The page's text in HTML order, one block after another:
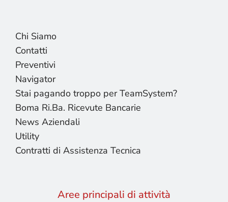
Chi Siamo
Contatti
Preventivi
Navigator
Stai pagando troppo per TeamSystem?
Boma Ri.Ba. Ricevute Bancarie
News Aziendali
Utility
Contratti di Assistenza Tecnica
Aree principali di attività